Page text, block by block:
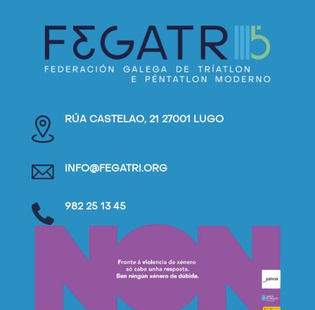
RÚA CASTELAO, 21 27001 LUGO
INFO@FEGATRI.ORG
982 25 13 45